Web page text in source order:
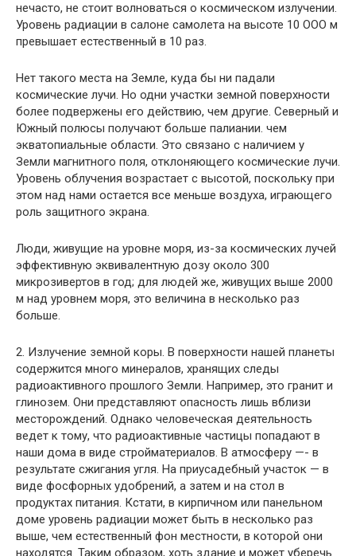
не­часто, не стоит волноваться о космическом излучении.
Уро­вень радиации в салоне самолета на высоте 10 ООО м
превыша­ет естественный в 10 раз.
Нет такого места на Земле, куда бы ни падали
космические лучи. Но одни участки земной поверхности
более подверже­ны его действию, чем другие. Северный и
Южный полюсы получают больше палиании. чем
экватопиальные области. Это связано с наличием у
Земли магнитного поля, отклоняющего космические лучи.
Уровень облучения возрастает с высотой, поскольку при
этом над нами остается все меньше воздуха, играющего
роль защитного экрана.
Люди, живущие на уровне моря, из-за космических лучей
эффективную эквивалентную дозу около 300
микрозивертов в год; для людей же, живущих выше 2000
м над уровнем моря, это величина в несколько раз
больше.
2. Излучение земной коры. В поверхности нашей планеты
содержится много минералов, хранящих следы
радиоактив­ного прошлого Земли. Например, это гранит и
глинозем. Они представляют опасность лишь вблизи
месторождений. Одна­ко человеческая деятельность
ведет к тому, что радиоактив­ные частицы попадают в
наши дома в виде стройматериалов. В атмосферу —- в
результате сжигания угля. На приусадебный участок — в
виде фосфорных удобрений, а затем и на стол в
продуктах питания. Кстати, в кирпичном или панельном
доме уровень радиации может быть в несколько раз
выше, чем ес­тественный фон местности, в которой они
находятся. Таким образом, хоть здание и может уберечь